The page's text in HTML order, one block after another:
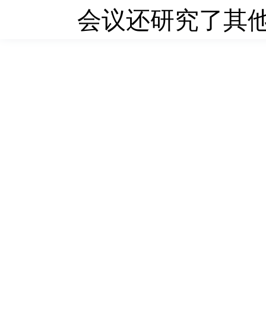
会议还研究了其